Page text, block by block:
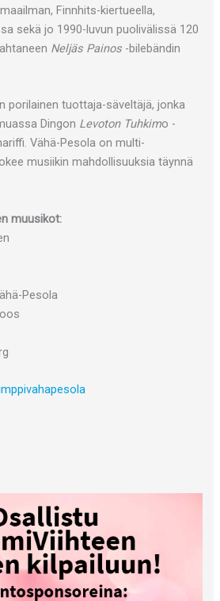
Finnhits-kiertueella,
sekä jo 1990-luvun puolivälissä 120
Neljäs Painos -bilebändin
porilainen tuottaja-säveltäjä, jonka
Dingon Levoton Tuhkimo -
Vähä-Pesola on multi-
musiikin mahdollisuuksia täynnä
muusikot:
Pesola